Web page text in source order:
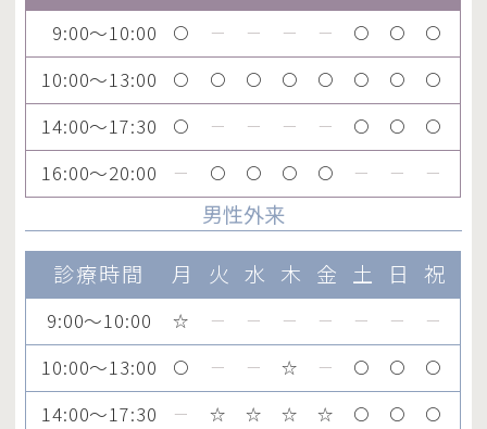
9:00～10:00 〇 ー ー ー ー 〇 〇 〇
10:00～13:00 〇 〇 〇 〇 〇 〇 〇 〇
14:00～17:30 〇 ー ー ー ー 〇 〇 〇
16:00～20:00 ー 〇 〇 〇 〇 ー ー ー
男性外来
診療時間
月 火 水 木 金 土 日 祝
9:00～10:00 ☆ ー ー ー ー ー ー ー
10:00～13:00 〇 ー ー ☆ ー 〇 〇 〇
14:00～17:30 ー ☆ ☆ ☆ ☆ 〇 〇 〇